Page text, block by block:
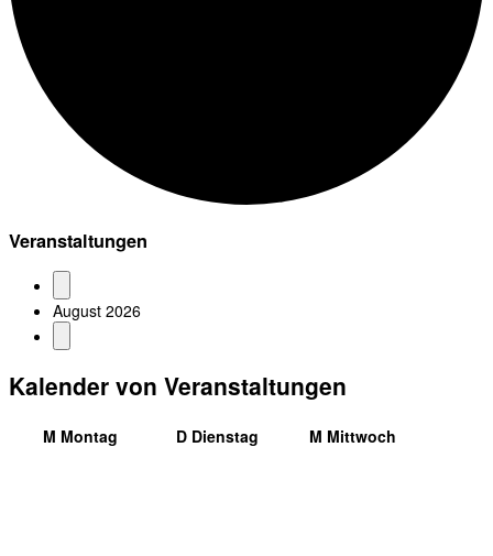
Veranstaltungen
August 2026
Kalender von Veranstaltungen
M Montag D Dienstag M Mittwoch